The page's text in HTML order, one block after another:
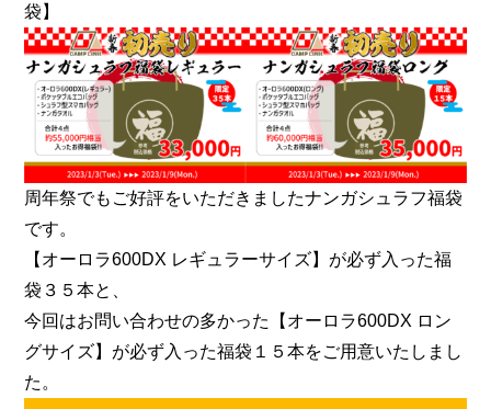
袋】
周年祭でもご好評をいただきましたナンガシュラフ福袋
です。
【オーロラ600DX レギュラーサイズ】が必ず入った福
袋３５本と、
今回はお問い合わせの多かった【オーロラ600DX ロン
グサイズ】が必ず入った福袋１５本をご用意いたしまし
た。